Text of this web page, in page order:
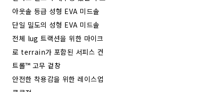
아웃솔 등급 성형 EVA 미드솔
단일 밀도의 성형 EVA 미드솔
전체 lug 트랙션을 위한 마이크
로 terrain가 포함된 서피스 컨
트롤™ 고무 겉창
안전한 착용감을 위한 레이스업